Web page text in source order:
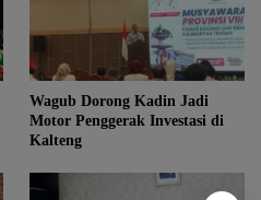
Wagub Dorong Kadin Jadi
Motor Penggerak Investasi di
Kalteng